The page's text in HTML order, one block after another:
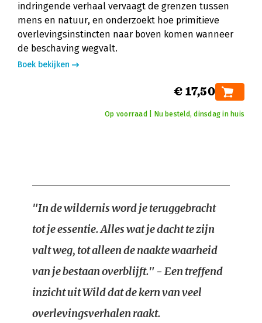
indringende verhaal vervaagt de grenzen tussen
mens en natuur, en onderzoekt hoe primitieve
overlevingsinstincten naar boven komen wanneer
de beschaving wegvalt.
Boek bekijken
€ 17,50
Op voorraad | Nu besteld, dinsdag in huis
"In de wildernis word je teruggebracht
tot je essentie. Alles wat je dacht te zijn
valt weg, tot alleen de naakte waarheid
van je bestaan overblijft." - Een treffend
inzicht uit Wild dat de kern van veel
overlevingsverhalen raakt.